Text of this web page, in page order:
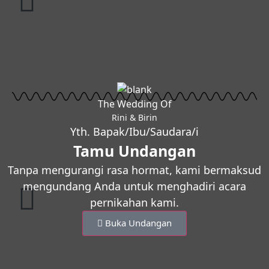
The Wedding Of
Rini & Birin
Yth. Bapak/Ibu/Saudara/i
Tamu Undangan
Tanpa mengurangi rasa hormat, kami bermaksud
mengundang Anda untuk menghadiri acara
pernikahan kami.
Buka Undangan